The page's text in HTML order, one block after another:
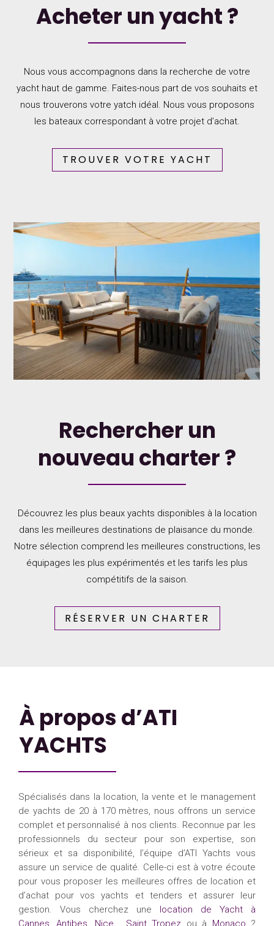
Acheter un yacht ?
Nous vous accompagnons dans la recherche de votre
yacht haut de gamme. Faites-nous part de vos souhaits et
nous trouverons votre yatch idéal. Nous vous proposons
les bateaux correspondant à votre projet d’achat.
TROUVER VOTRE YACHT
Rechercher un
nouveau charter ?
Découvrez les plus beaux yachts disponibles à la location
dans les meilleures destinations de plaisance du monde.
Notre sélection comprend les meilleures constructions, les
équipages les plus expérimentés et les tarifs les plus
compétitifs de la saison.
RÉSERVER UN CHARTER
À propos d’ATI
YACHTS
Spécialisés dans la location, la vente et le management
de yachts de 20 à 170 mètres, nous offrons un service
complet et personnalisé à nos clients. Reconnue par les
professionnels du secteur pour son expertise, son
sérieux et sa disponibilité, l’équipe d’ATI Yachts vous
assure un service de qualité. Celle-ci est à votre écoute
pour vous proposer les meilleures offres de location et
d’achat pour vos yachts et tenders et assurer leur
gestion. Vous cherchez une location de Yacht à
Cannes ,Antibes Nice Saint Tropez ou à Monaco ?